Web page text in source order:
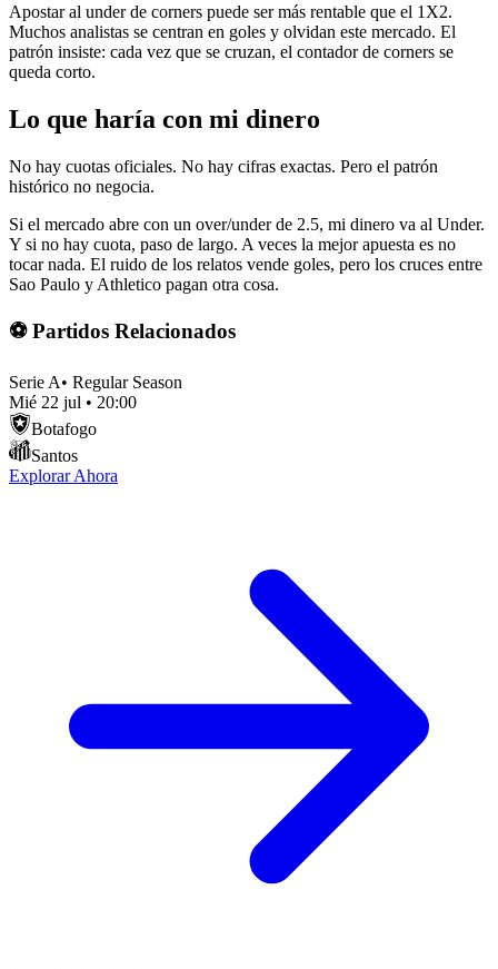
Apostar al under de corners puede ser más rentable que el 1X2.
Muchos analistas se centran en goles y olvidan este mercado. El
patrón insiste: cada vez que se cruzan, el contador de corners se
queda corto.
Lo que haría con mi dinero
No hay cuotas oficiales. No hay cifras exactas. Pero el patrón
histórico no negocia.
Si el mercado abre con un over/under de 2.5, mi dinero va al Under.
Y si no hay cuota, paso de largo. A veces la mejor apuesta es no
tocar nada. El ruido de los relatos vende goles, pero los cruces entre
Sao Paulo y Athletico pagan otra cosa.
⚽ Partidos Relacionados
Serie A• Regular Season
Mié 22 jul • 20:00
Botafogo
Santos
Explorar Ahora